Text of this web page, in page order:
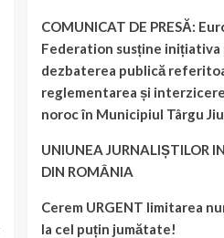
COMUNICAT DE PRESĂ:
Federation susține inițiativa
dezbaterea publică
reglementarea și
noroc în Municipiul Târgu Jiu
UNIUNEA JURNALIȘTILOR
DIN ROMÂNIA
Cerem URGENT limitarea
la cel puțin jumătate!